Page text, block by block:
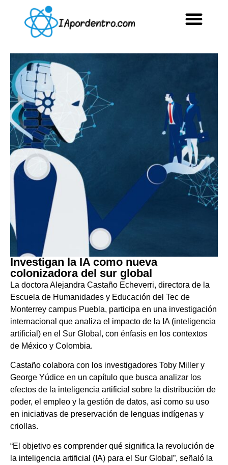
Investigan la IA como nueva
colonizadora del sur global
La doctora Alejandra Castaño Echeverri, directora de la
Escuela de Humanidades y Educación del Tec de
Monterrey campus Puebla, participa en una investigación
internacional que analiza el impacto de la IA (inteligencia
artificial) en el Sur Global, con énfasis en los contextos
de México y Colombia.
Castaño colabora con los investigadores Toby Miller y
George Yúdice en un capítulo que busca analizar los
efectos de la inteligencia artificial sobre la distribución de
poder, el empleo y la gestión de datos, así como su uso
en iniciativas de preservación de lenguas indígenas y
criollas.
“El objetivo es comprender qué significa la revolución de
la inteligencia artificial (IA) para el Sur Global”, señaló la